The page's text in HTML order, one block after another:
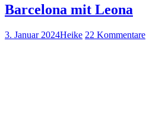
Barcelona mit Leona
3. Januar 2024Heike 22 Kommentare